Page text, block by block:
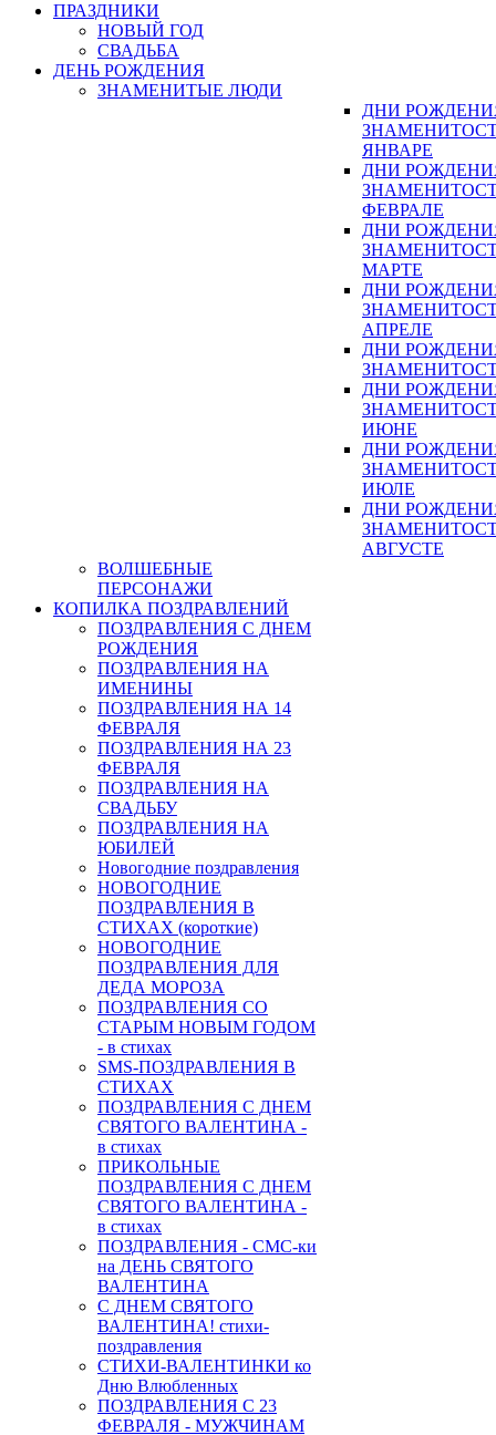
ПРАЗДНИКИ
НОВЫЙ ГОД
СВАДЬБА
ДЕНЬ РОЖДЕНИЯ
ЗНАМЕНИТЫЕ ЛЮДИ
ДНИ
ЯНВАРЕ
ДНИ
ФЕВРАЛЕ
ДНИ
МАРТЕ
ДНИ
АПРЕЛЕ
ДНИ
ДНИ
ИЮНЕ
ДНИ
ИЮЛЕ
ДНИ
АВГУСТЕ
ВОЛШЕБНЫЕ
ПЕРСОНАЖИ
КОПИЛКА ПОЗДРАВЛЕНИЙ
ПОЗДРАВЛЕНИЯ С ДНЕМ
РОЖДЕНИЯ
ПОЗДРАВЛЕНИЯ НА
ИМЕНИНЫ
ПОЗДРАВЛЕНИЯ НА 14
ФЕВРАЛЯ
ПОЗДРАВЛЕНИЯ НА 23
ФЕВРАЛЯ
ПОЗДРАВЛЕНИЯ НА
СВАДЬБУ
ПОЗДРАВЛЕНИЯ НА
ЮБИЛЕЙ
Новогодние поздравления
НОВОГОДНИЕ
ПОЗДРАВЛЕНИЯ В
СТИХАХ (короткие)
НОВОГОДНИЕ
ПОЗДРАВЛЕНИЯ ДЛЯ
ДЕДА МОРОЗА
ПОЗДРАВЛЕНИЯ СО
СТАРЫМ НОВЫМ ГОДОМ
- в стихах
SMS-ПОЗДРАВЛЕНИЯ В
СТИХАХ
ПОЗДРАВЛЕНИЯ С ДНЕМ
СВЯТОГО ВАЛЕНТИНА -
в стихах
ПРИКОЛЬНЫЕ
ПОЗДРАВЛЕНИЯ С ДНЕМ
СВЯТОГО ВАЛЕНТИНА -
в стихах
ПОЗДРАВЛЕНИЯ - СМС-ки
на ДЕНЬ СВЯТОГО
ВАЛЕНТИНА
С ДНЕМ СВЯТОГО
ВАЛЕНТИНА! стихи-
поздравления
СТИХИ-ВАЛЕНТИНКИ ко
Дню Влюбленных
ПОЗДРАВЛЕНИЯ С 23
ФЕВРАЛЯ - МУЖЧИНАМ